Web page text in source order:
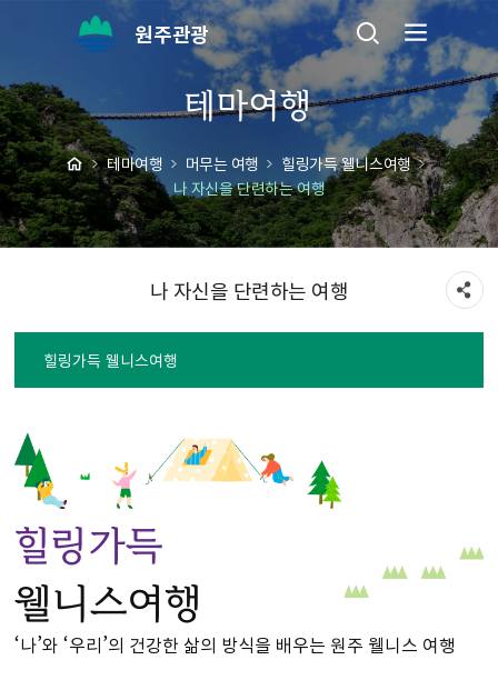
원주관광
테마여행
테마여행 머무는 여행
힐링가득 웰니스여행
나 자신을 단련하는 여행
나 자신을 단련하는 여행
힐링가득 웰니스여행
힐링가득
웰니스여행
‘나’와 ‘우리’의 건강한 삶의 방식을 배우는 원주 웰니스 여행